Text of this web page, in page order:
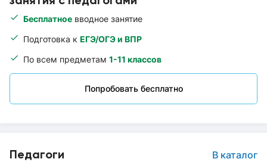
Бесплатное вводное занятие
Подготовка к ЕГЭ/ОГЭ и ВПР
По всем предметам 1-11 классов
Попробовать бесплатно
Педагоги В каталог